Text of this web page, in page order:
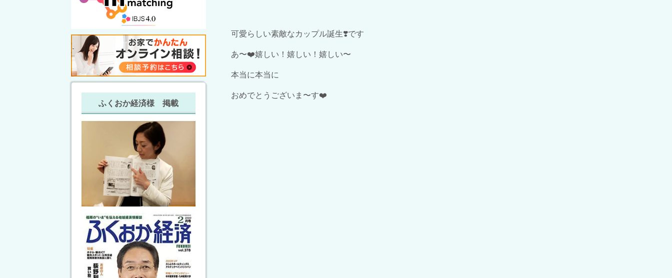
可愛らしい素敵なカップル誕生❣️です
あ〜❤️嬉しい！嬉しい！嬉しい〜
本当に本当に
おめでとうございま〜す❤️
ふくおか経済様 掲載